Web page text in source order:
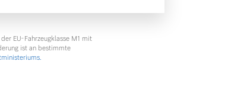
EU-Fahrzeugklasse M1 mit
ist an bestimmte